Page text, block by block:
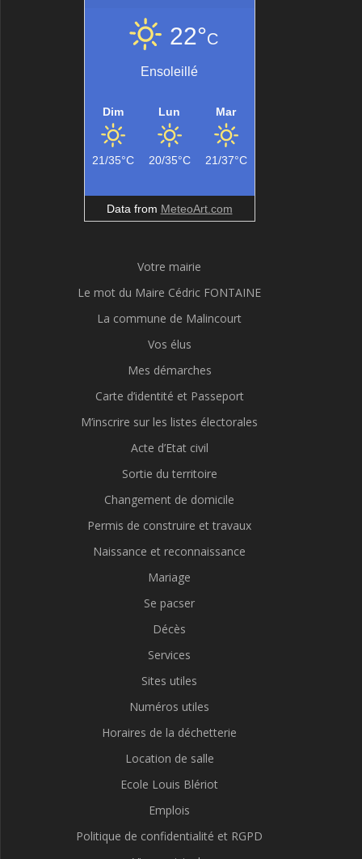
22°C
Ensoleillé
Dim
21/35°C
Lun
20/35°C
Mar
21/37°C
Data from MeteoArt.com
Votre mairie
Le mot du Maire Cédric FONTAINE
La commune de Malincourt
Vos élus
Mes démarches
Carte d’identité et Passeport
M’inscrire sur les listes électorales
Acte d’Etat civil
Sortie du territoire
Changement de domicile
Permis de construire et travaux
Naissance et reconnaissance
Mariage
Se pacser
Décès
Services
Sites utiles
Numéros utiles
Horaires de la déchetterie
Location de salle
Ecole Louis Blériot
Emplois
Politique de confidentialité et RGPD